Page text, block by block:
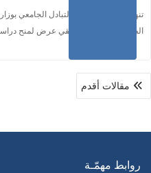
تنهي مديرية التعاون والتبادل الجامعي
الطلبة والباحثين عن تلقي عرض لمنح
مقالات أقدم
روابط مهمّـة